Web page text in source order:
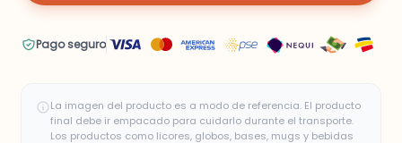
Pago seguro
La imagen del producto es a modo de referencia. El producto
final debe ir empacado para cuidarlo durante el transporte.
Los productos como licores, globos, bases, mugs y bebidas